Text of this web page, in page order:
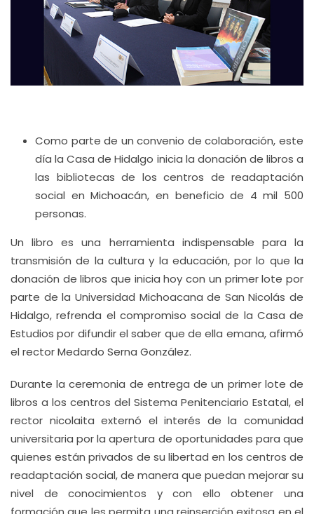
Como parte de un convenio de colaboración, este
día la Casa de Hidalgo inicia la donación de libros a
las bibliotecas de los centros de readaptación
social en Michoacán, en beneficio de 4 mil 500
personas.
Un libro es una herramienta indispensable para la
transmisión de la cultura y la educación, por lo que la
donación de libros que inicia hoy con un primer lote por
parte de la Universidad Michoacana de San Nicolás de
Hidalgo, refrenda el compromiso social de la Casa de
Estudios por difundir el saber que de ella emana, afirmó
el rector Medardo Serna González.
Durante la ceremonia de entrega de un primer lote de
libros a los centros del Sistema Penitenciario Estatal, el
rector nicolaita externó el interés de la comunidad
universitaria por la apertura de oportunidades para que
quienes están privados de su libertad en los centros de
readaptación social, de manera que puedan mejorar su
nivel de conocimientos y con ello obtener una